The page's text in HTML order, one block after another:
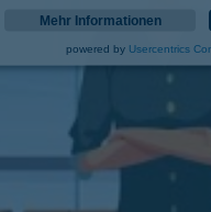
Mehr Informationen
powered by Usercentrics